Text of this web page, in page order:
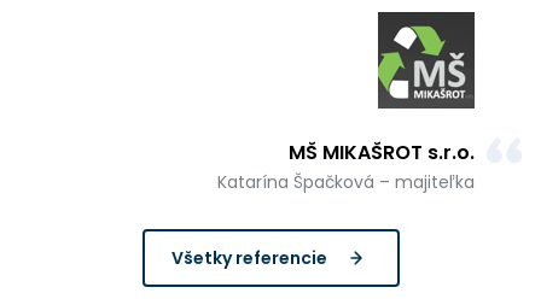
MŠ MIKAŠROT s.r.o.
Katarína Špačková – majiteľka
Všetky referencie